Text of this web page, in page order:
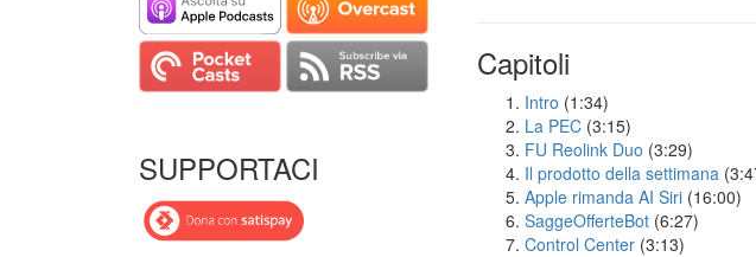
SUPPORTACI
Capitoli
Intro (1:34)
La PEC (3:15)
FU Reolink Duo (3:29)
Il prodotto della settimana
Apple rimanda AI Siri (16:00)
SaggeOfferteBot (6:27)
Control Center (3:13)